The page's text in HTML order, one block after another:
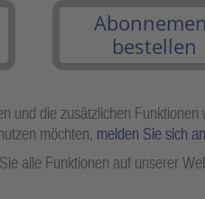
bestellen
und die zusätzlichen
möchten, melden Sie sich an
alle Funktionen auf unserer